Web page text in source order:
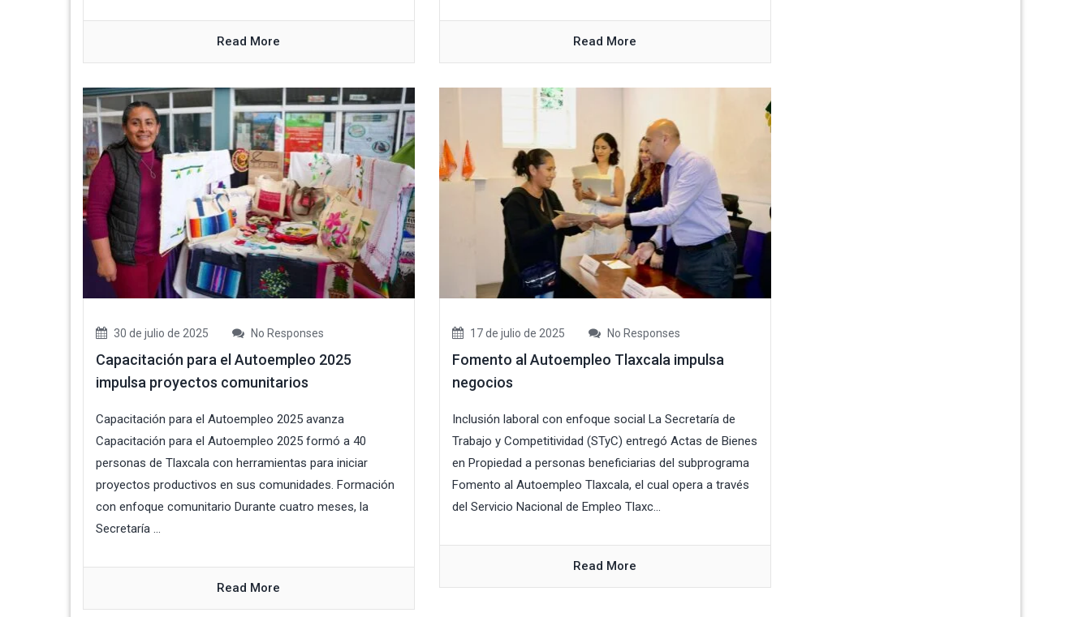
Read More Read More
30 de julio de 2025 No Responses
Capacitación para el Autoempleo 2025
impulsa proyectos comunitarios
Capacitación para el Autoempleo 2025 avanza
Capacitación para el Autoempleo 2025 formó a 40
personas de Tlaxcala con herramientas para iniciar
proyectos productivos en sus comunidades. Formación
con enfoque comunitario Durante cuatro meses, la
Secretaría ...
Read More
17 de julio de 2025 No Responses
Fomento al Autoempleo Tlaxcala impulsa
negocios
Inclusión laboral con enfoque social La Secretaría de
Trabajo y Competitividad (STyC) entregó Actas de Bienes
en Propiedad a personas beneficiarias del subprograma
Fomento al Autoempleo Tlaxcala, el cual opera a través
del Servicio Nacional de Empleo Tlaxc...
Read More